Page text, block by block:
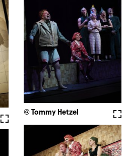
© Tommy Hetzel
Vollbild